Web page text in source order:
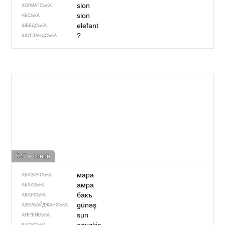
ХОРВАТСЬКА slon
ЧЕСЬКА slon
ШВЕДСЬКА elefant
ШОТЛАНДСЬКА ?
547 – сонце
АБАЗИНСЬКА мара
АБХАЗЬКА амра
АВАРСЬКА бакъ
АЗЕРБАЙДЖАНСЬКА günəş
АНГЛІЙСЬКА sun